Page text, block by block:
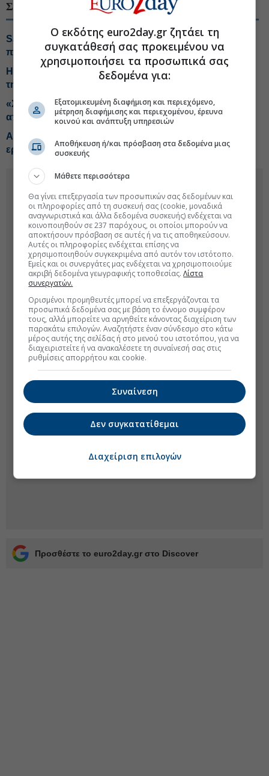
ΣΧΕΤΙΚΑ ΘΕΜΑΤΑ
Santander: Κέρδη 3,52 δισ. ευρώ και 12 εκατ. νέοι
πελάτες
Η CSG επεκτείνεται και σε Ελλάδα με φόντο το ράλι
της αμυντικής αγοράς
«Χρυσή» εξαγορά στο bubble tea, η Bain Capital
αποκτά την Gong cha
Aλμα 25% για την WPP μετά τις περικοπές σε θέσεις
εργασίας
Προσθέστε το euro2day.gr στο Discover
Ο εκδότης euro2day.gr ζητάει τη
συγκατάθεσή σας προκειμένου να
χρησιμοποιήσει τα προσωπικά σας
δεδομένα για:
Εξατομικευμένη διαφήμιση και περιεχόμενο,
μέτρηση διαφήμισης και περιεχομένου, έρευνα
κοινού και ανάπτυξη υπηρεσιών
Αποθήκευση ή/και πρόσβαση στα δεδομένα μιας
συσκευής
Μάθετε περισσότερα
Θα γίνει επεξεργασία των προσωπικών σας δεδομένων και
οι πληροφορίες από τη συσκευή σας (cookie, μοναδικά
αναγνωριστικά και άλλα δεδομένα συσκευής) ενδέχεται να
κοινοποιηθούν σε 237 παρόχους, οι οποίοι μπορούν να
αποκτήσουν πρόσβαση σε αυτές ή να τις αποθηκεύσουν.
Αυτές οι πληροφορίες ενδέχεται επίσης να
χρησιμοποιηθούν συγκεκριμένα από αυτόν τον ιστότοπο.
Εμείς και οι συνεργάτες μας ενδέχεται να χρησιμοποιούμε
ακριβή δεδομένα γεωγραφικής τοποθεσίας.Λίστα
συνεργατών.
Ορισμένοι προμηθευτές μπορεί να επεξεργάζονται τα
προσωπικά δεδομένα σας με βάση το έννομο συμφέρον
τους, αλλά μπορείτε να αρνηθείτε κάνοντας διαχείριση των
παρακάτω επιλογών. Αναζητήστε έναν σύνδεσμο στο κάτω
μέρος αυτής της σελίδας ή στο μενού του ιστοτόπου, για να
διαχειριστείτε ή να ανακαλέσετε τη συναίνεσή σας στις
ρυθμίσεις απορρήτου και cookie.
Συναίνεση
Δεν συγκατατίθεμαι
Διαχείριση επιλογών